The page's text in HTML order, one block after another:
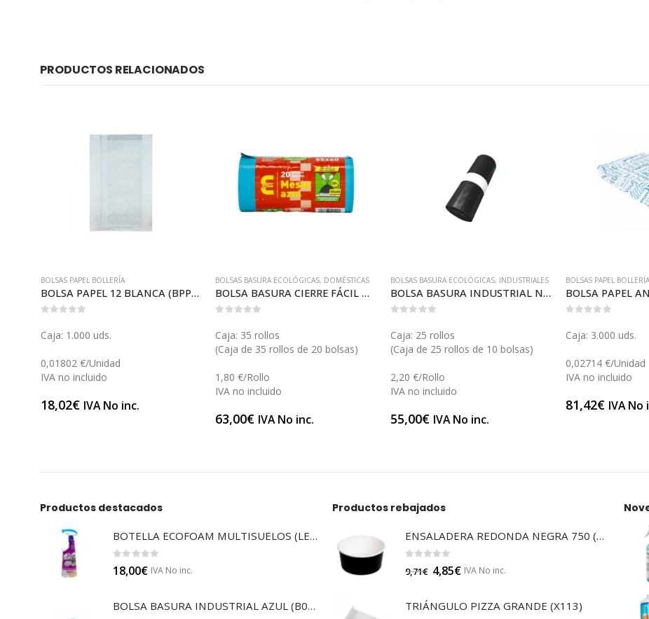
PRODUCTOS RELACIONADOS
BOLSAS PAPEL BOLLERÍA
BOLSA PAPEL 12 BLANCA (BPP08)
Caja: 1.000 uds.
0,01802 €/Unidad
IVA no incluido
18,02€ IVA No inc.
BOLSAS BASURA ECOLÓGICAS, DOMÉSTICAS
BOLSA BASURA CIERRE FÁCIL AZUL (B004M)
Caja: 35 rollos
(Caja de 35 rollos de 20 bolsas)
1,80 €/Rollo
IVA no incluido
63,00€ IVA No inc.
BOLSAS BASURA ECOLÓGICAS, INDUSTRIALES
BOLSA BASURA INDUSTRIAL NEGRA 90 (B011)
Caja: 25 rollos
(Caja de 25 rollos de 10 bolsas)
2,20 €/Rollo
IVA no incluido
55,00€ IVA No inc.
BOLSAS PAPEL BOLLERÍA
Caja: 3.000 uds.
0,02714 €/Unidad
IVA no incluido
81,42€ IVA No
Productos destacados
BOTELLA ECOFOAM MULTISUELOS (LECOF12)
0 out of 5
18,00€ IVA No inc.
BOLSA BASURA INDUSTRIAL AZUL (B014A)
Productos rebajados
ENSALADERA REDONDA NEGRA 750 (E132N)
out of 5
9,71€ 4,85€ IVA No inc.
TRIÁNGULO PIZZA GRANDE (X113)